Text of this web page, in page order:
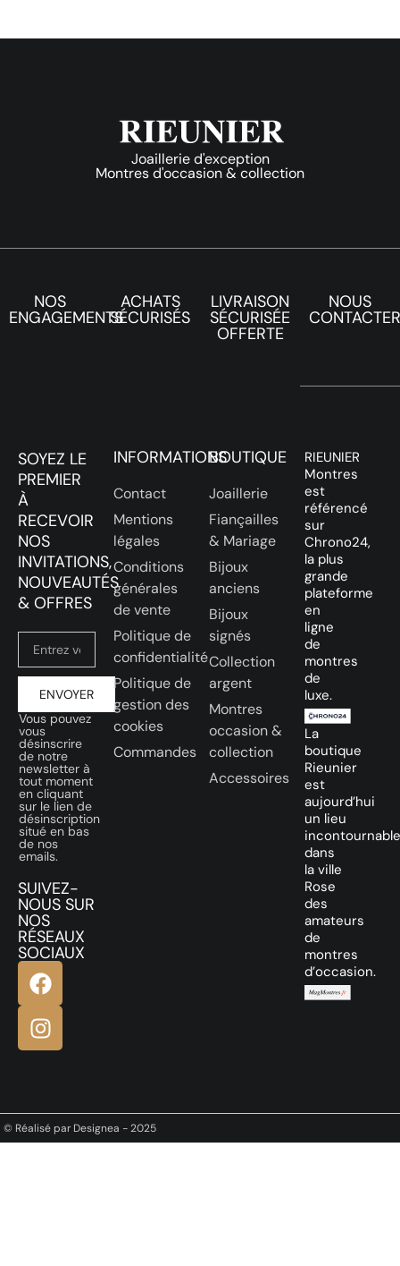
Joaillerie d'exception
Montres d'occasion & collection
NOS
ENGAGEMENTS
ACHATS
SÉCURISÉS
LIVRAISON
SÉCURISÉE
OFFERTE
NOUS
CONTACTER
SOYEZ LE
PREMIER
À
RECEVOIR
NOS
INVITATIONS,
NOUVEAUTÉS
& OFFRES
ENVOYER
Vous pouvez
vous
désinscrire
de notre
newsletter à
tout moment
en cliquant
sur le lien de
désinscription
situé en bas
de nos
emails.
SUIVEZ-
NOUS SUR
NOS
RÉSEAUX
SOCIAUX
INFORMATIONS
Contact
Mentions
légales
Conditions
générales
de vente
Politique de
confidentialité
Politique de
gestion des
cookies
Commandes
BOUTIQUE
Joaillerie
Fiançailles
& Mariage
Bijoux
anciens
Bijoux
signés
Collection
argent
Montres
occasion &
collection
Accessoires
RIEUNIER
Montres
est
référencé
sur
Chrono24,
la plus
grande
plateforme
en
ligne
de
montres
de
luxe.
La
boutique
Rieunier
est
aujourd’hui
un lieu
incontournable
dans
la ville
Rose
des
amateurs
de
montres
d’occasion.
© Réalisé par Designea - 2025